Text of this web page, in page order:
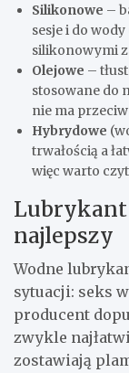
Silikonowe –
sesje i do
silikonowymi
Olejowe –
stosowane do
nie ma
Hybrydowe
trwałością a
więc warto
Lubrykant
najlepszy
Wodne
sytuacji: seks
producent
zwykle
zostawiają